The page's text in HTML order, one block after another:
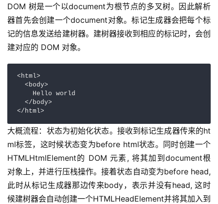
DOM 树是一个以document为根节点的多叉树。因此解析
器首先会创建一个document对象。标记生成器会把每个标
记的信息发送给建树器。建树器接收到相应的标记时，会创
建对应的 DOM 对象。
<html>
</html>
大概流程：状态为初始化状态。接收到标记生成器传来的ht
ml标签，这时候状态变为before html状态。同时创建一个
HTMLHtmlElement的 DOM 元素, 将其加到document根
对象上，并进行压栈操作。接着状态自动变为before head,
此时从标记生成器那边传来body，表示并没有head, 这时
候建树器会自动创建一个HTMLHeadElement并将其加入到